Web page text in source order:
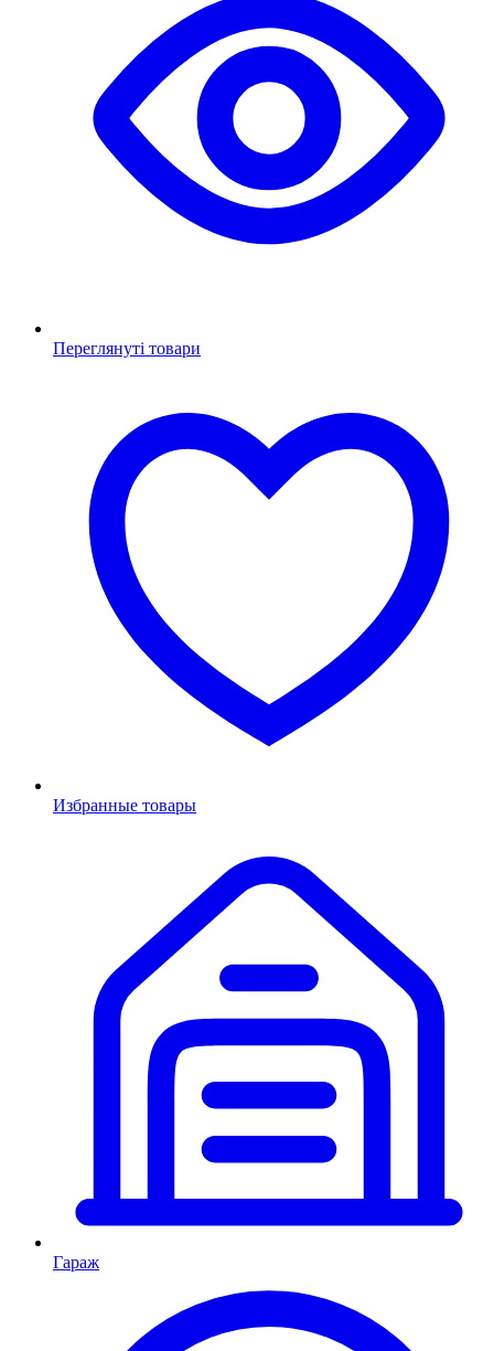
Переглянуті товари
Избранные товары
Гараж